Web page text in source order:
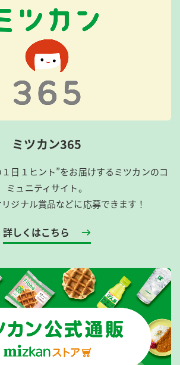
ミツカン365
日１ヒント”をお届けするミツカンのコ
ミュニティサイト。
ジナル賞品などに応募できます！
詳しくはこちら